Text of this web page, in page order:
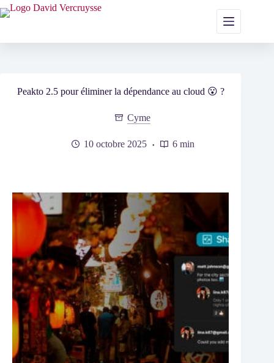
Passer
au
Peakto 2.5 pour éliminer la dépendance au cloud 😮 ?
Cyme
10 octobre 2025 6 min